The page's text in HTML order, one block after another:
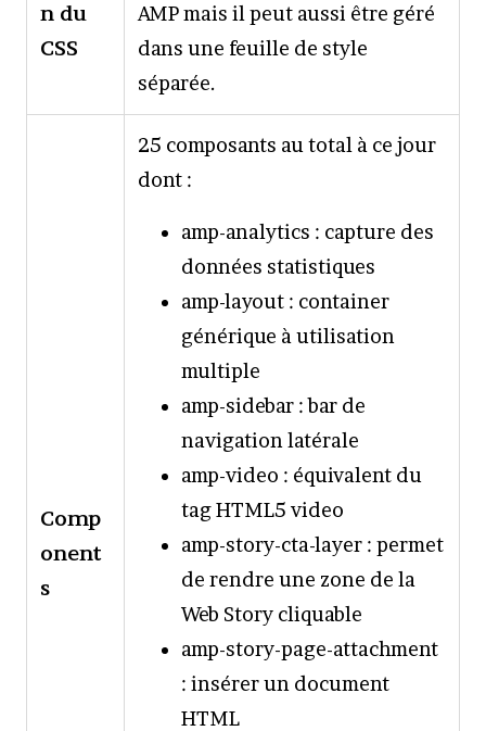
n du
CSS
AMP mais il peut aussi être géré
dans une feuille de style
séparée.
Comp
onent
s
25 composants au total à ce jour
dont :
amp-analytics : capture des
données statistiques
amp-layout : container
générique à utilisation
multiple
amp-sidebar : bar de
navigation latérale
amp-video : équivalent du
tag HTML5 video
amp-story-cta-layer : permet
de rendre une zone de la
Web Story cliquable
amp-story-page-attachment
: insérer un document
HTML